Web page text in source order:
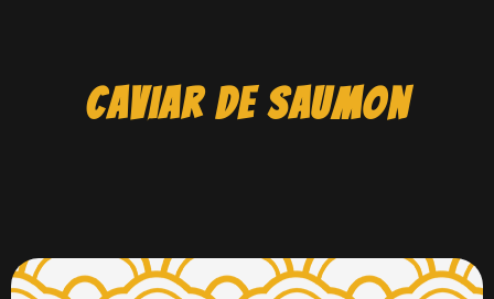
Caviar de saumon